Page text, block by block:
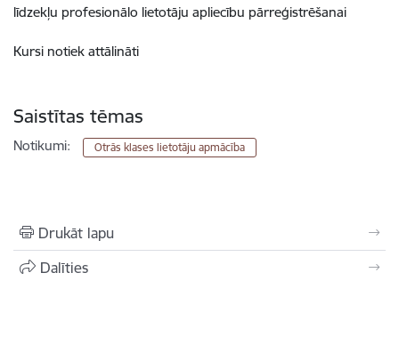
līdzekļu profesionālo lietotāju apliecību pārreģistrēšanai
Kursi notiek attālināti
Saistītas tēmas
Notikumi: Otrās klases lietotāju apmācība
Drukāt lapu
Dalīties